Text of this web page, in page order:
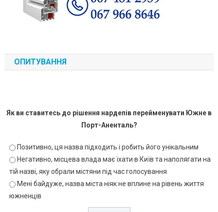
ОПИТУВАННЯ
Як ви ставитесь до рішення нардепів перейменувати Южне в
Порт-Аненталь?
Позитивно, ця назва підходить і робить його унікальним
Негативно, місцева влада має їхати в Київ та наполягати на
тій назві, яку обрали містяни під час голосування
Мені байдуже, назва міста ніяк не вплине на рівень життя
южненців